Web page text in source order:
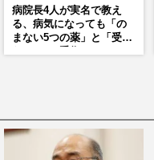
病院長4人が実名で教え
る、病気になっても「の
まない5つの薬」と「受け